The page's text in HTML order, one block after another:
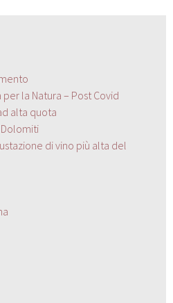
la Natura – Post Covid
alta quota
di vino più alta del